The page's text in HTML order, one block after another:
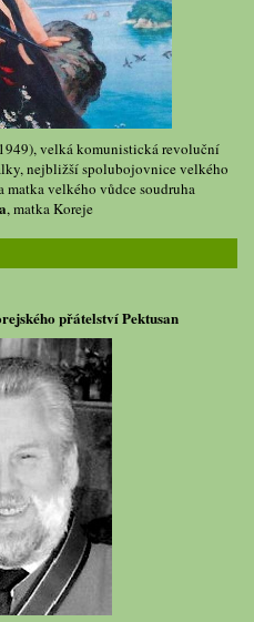
velká komunistická revoluční
nejbližší spolubojovnice velkého
matka velkého vůdce soudruha
, matka Koreje
přátelství Pektusan